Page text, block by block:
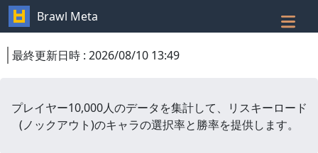
Brawl Meta
最終更新日時 : 2026/08/10 13:49
プレイヤー10,000人のデータを集計して、
リスキーロード
(ノックアウト)のキャラの選択率と勝率を提供します。